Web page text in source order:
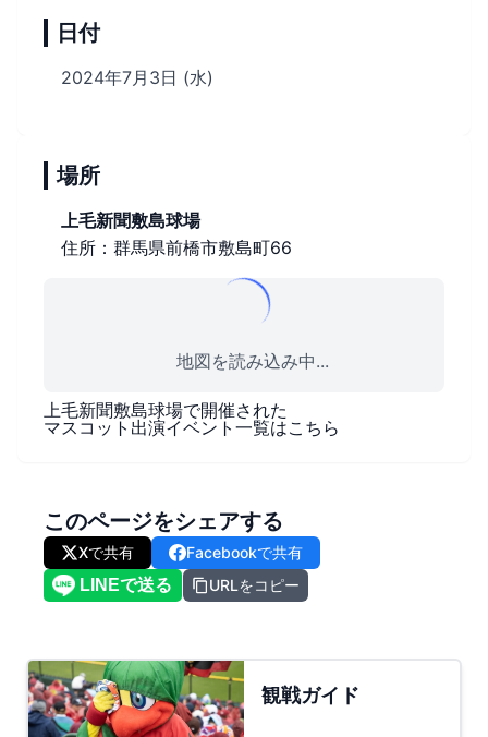
日付
2024年7月3日 (水)
場所
上毛新聞敷島球場
住所：群馬県前橋市敷島町66
地図を読み込み中...
上毛新聞敷島球場で開催された
マスコット出演イベント一覧はこちら
このページをシェアする
Xで共有
Facebookで共有
URLをコピー
観戦ガイド